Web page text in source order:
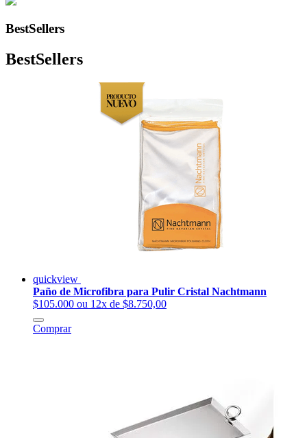
BestSellers
BestSellers
quickview
Paño de Microfibra para Pulir Cristal Nachtmann
$105.000 ou 12x de $8.750,00
Comprar